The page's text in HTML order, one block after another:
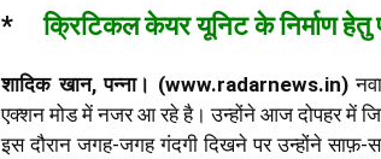
* क्रिटिकल केयर यूनिट के निर्माण हेतु
शादिक खान, पन्ना। (www.radarnews.in)
एक्शन मोड में नजर आ रहे है। उन्होंने आज दोपहर में
इस दौरान जगह-जगह गंदगी दिखने पर उन्होंने साफ़-